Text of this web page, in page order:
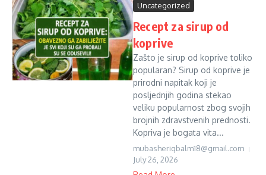
Uncategorized
Recept za sirup od
koprive
Zašto je sirup od koprive toliko
popularan? Sirup od koprive je
prirodni napitak koji je
posljednjih godina stekao
veliku popularnost zbog svojih
brojnih zdravstvenih prednosti.
Kopriva je bogata vita...
mubasheriqbalm18@gmail.com
July 26, 2026